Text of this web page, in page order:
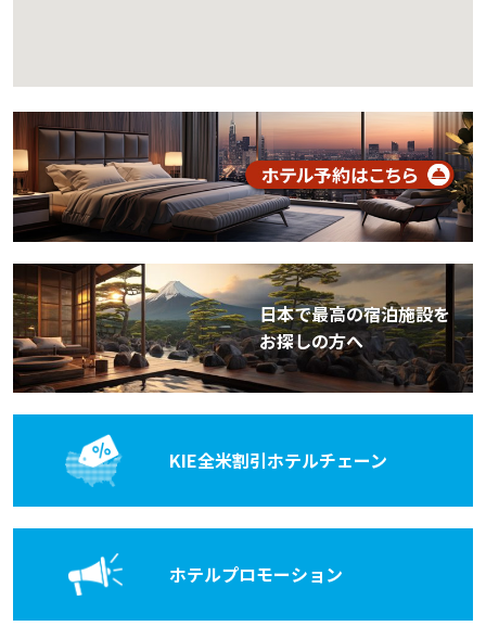
日本で最高の宿泊施設を
お探しの方へ
KIE全米割引ホテルチェーン
ホテルプロモーション